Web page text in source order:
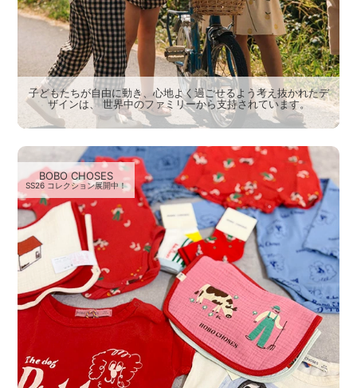
子どもたちが自由に動き、心地よく過ごせるよう考え抜かれたデ
ザインは、 世界中のファミリーから支持されています。
BOBO CHOSES
SS26 コレクション展開中！